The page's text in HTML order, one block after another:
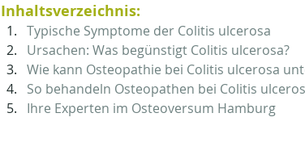
Inhaltsverzeichnis:
Typische Symptome der Colitis ulcerosa
Ursachen: Was begünstigt Colitis ulcerosa?
Wie kann Osteopathie bei Colitis ulcerosa
So behandeln Osteopathen bei Colitis
Ihre Experten im Osteoversum Hamburg